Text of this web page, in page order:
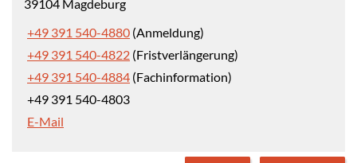
39104 Magdeburg
+49 391 540-4880 (Anmeldung)
+49 391 540-4822 (Fristverlängerung)
+49 391 540-4884 (Fachinformation)
+49 391 540-4803
E-Mail